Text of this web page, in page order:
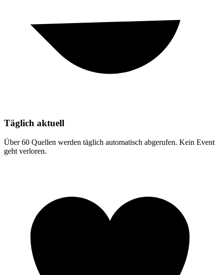
Täglich aktuell
Über 60 Quellen werden täglich automatisch abgerufen. Kein Event
geht verloren.